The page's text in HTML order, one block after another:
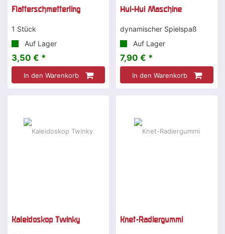
Flatterschmetterling
1 Stück
Auf Lager
3,50 € *
In den Warenkorb
Hui-Hui Maschine
dynamischer Spielspaß
Auf Lager
7,90 € *
In den Warenkorb
Kaleidoskop Twinky Knet-Radiergummi